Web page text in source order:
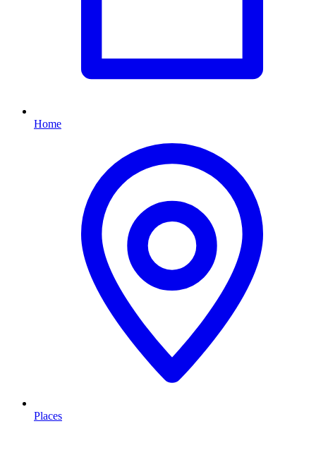
Home
Places